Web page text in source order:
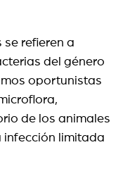
refieren a
del género
oportunistas
de los animales
infección limitada